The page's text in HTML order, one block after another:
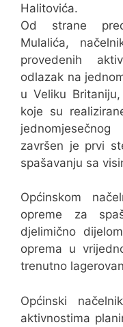
Halitovića.
Od strane
Mulalića,
provedenih
odlazak na
u Veliku
koje su
završen je prvi
spašavanju sa
Općinskom
opreme za
djelimično
oprema u
trenutno
Općinski
aktivnostima